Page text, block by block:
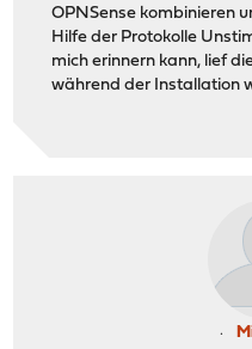
OPNSense kombinieren
Hilfe der Protokolle
mich erinnern kann, lief
während der Installation